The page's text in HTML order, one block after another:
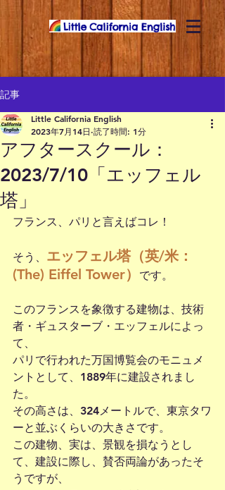
記事
アフタースクール：
2023/7/10「エッフェル
塔」
Little California English
2023年7月14日 読了時間: 1分
フランス、パリと言えばコレ！
そう、 エッフェル塔（英/米：
(The) Eiffel Tower）
です。
このフランスを象徴する建物は、技術
者・ギュスターブ・エッフェルによっ
て、
パリで行われた万国博覧会のモニュメ
ントとして、1889年に建設されまし
た。
その高さは、324メートルで、東京タワ
ーと並ぶくらいの大きさです。
この建物、実は、景観を損なうとし
て、建設に際し、賛否両論があったそ
うですが、